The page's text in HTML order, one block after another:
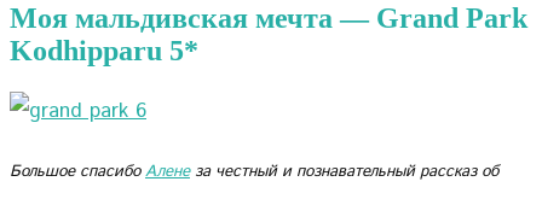
Моя мальдивская мечта — Grand Park
Kodhipparu 5*
Большое спасибоАленеза честный и познавательный рассказ об